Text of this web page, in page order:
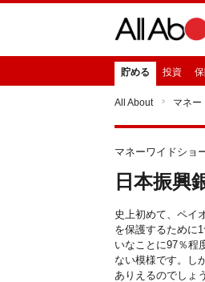
貯める 投資
All About マネー
マネーワイドショ
日本振興
史上初めて、ペイ
を保護するために
いなことに97％程
ない模様です。し
ありえるのでしょ